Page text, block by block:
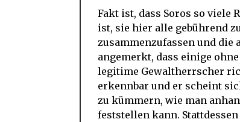
Fakt ist, dass Soros so
ist, sie hier alle gebührend
zusammenzufassen und die
angemerkt, dass einige
legitime Gewaltherrscher
erkennbar und er scheint
zu kümmern, wie man
feststellen kann.